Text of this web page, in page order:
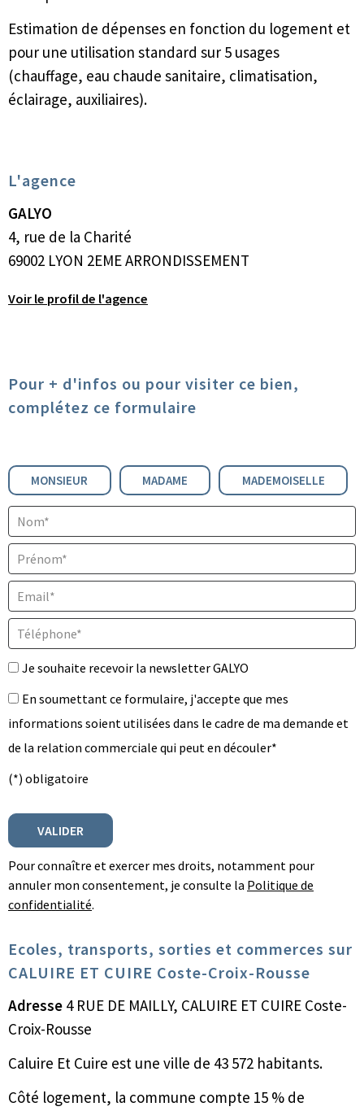
Estimation de dépenses en fonction du logement et
pour une utilisation standard sur 5 usages
(chauffage, eau chaude sanitaire, climatisation,
éclairage, auxiliaires).
L'agence
GALYO
4, rue de la Charité
69002 LYON 2EME ARRONDISSEMENT
Voir le profil de l'agence
Pour + d'infos ou pour visiter ce bien,
complétez ce formulaire
Civilité :MONSIEUR MADAME MADEMOISELLE
Nom* :
Prénom* :
Email* :
Téléphone* :
Je souhaite recevoir la newsletter GALYO
En soumettant ce formulaire, j'accepte que mes
informations soient utilisées dans le cadre de ma demande et
de la relation commerciale qui peut en découler*
(*) obligatoire
Pour connaître et exercer mes droits, notamment pour
annuler mon consentement, je consulte la Politique de
confidentialité.
Ecoles, transports, sorties et commerces sur
CALUIRE ET CUIRE Coste-Croix-Rousse
Adresse 4 RUE DE MAILLY, CALUIRE ET CUIRE Coste-
Croix-Rousse
Caluire Et Cuire est une ville de 43 572 habitants.
Côté logement, la commune compte 15 % de